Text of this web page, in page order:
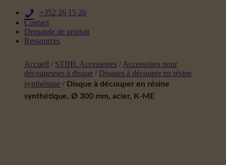
+352 26 15 26
Contact
Demande de produit
Ressources
Accueil / STIHL Accessoires / Accessoires pour
découpeuses à disque / Disques à découper en résine
synthétique / Disque à découper en résine
synthétique, Ø 300 mm, acier, K-ME